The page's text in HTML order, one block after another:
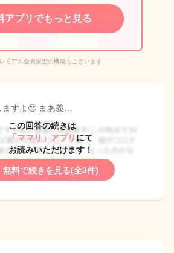
アプリでもっと見る
ミアム会員限定の機能もございます
すよ🥹 まあ義…
この回答の続きは
「ママリ」アプリ にて
お読みいただけます！
無料で続きを見る(全3件)